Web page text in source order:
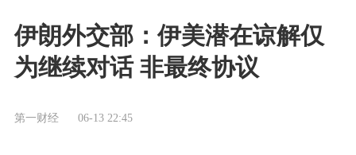
伊朗外交部：伊美潜在谅解仅
为继续对话 非最终协议
第一财经 06-13 22:45